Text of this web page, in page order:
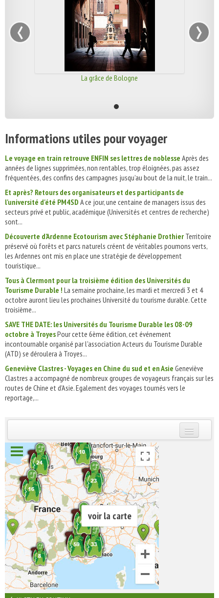
La grâce de Bologne
‹ ›
Informations utiles pour voyager
Le voyage en train retrouve ENFIN ses lettres de noblesse Après des
années de lignes supprimées, non rentables, trop éloignées, pas assez
fréquentées, des confins des campagnes jusqu’au bout de la nuit, le train...
Et après? Retours des organisateurs et des participants de
l'université d'été PM4SD A ce jour, une centaine de managers issus des
secteurs privé et public, académique (Universités et centres de recherche)
sont...
Découverte d’Ardenne Ecotourism avec Stéphanie Drothier Territoire
préservé où forêts et parcs naturels créent de véritables poumons verts,
les Ardennes ont mis en place une stratégie de développement
touristique...
Tous à Clermont pour la troisième édition des Universités du
Tourisme Durable ! La semaine prochaine, les mardi et mercredi 3 et 4
octobre auront lieu les prochaines Université du tourisme durable. Cette
troisième...
SAVE THE DATE: les Universités du Tourisme Durable les 08-09
octobre à TroyesPour cette 6ème édition, cet événement
incontournable organisé par l'association Acteurs du Tourisme Durable
(ATD) se déroulera à Troyes...
Geneviève Clastres - Voyages en Chine du sud et en Asie Geneviève
Clastres a accompagné de nombreux groupes de voyageurs français sur les
routes de Chine et d'Asie. Egalement des voyages tournés vers le
reportage,...
INSCRIVEZ-VOUS | ABONNEZ-VOUS
voir la carte